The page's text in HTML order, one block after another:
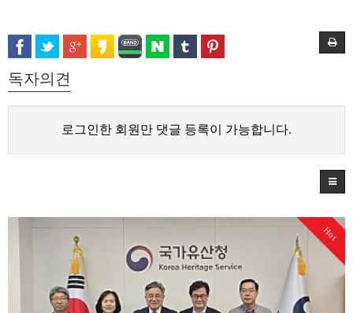
독자의견
로그인한 회원만 댓글 등록이 가능합니다.
Hot